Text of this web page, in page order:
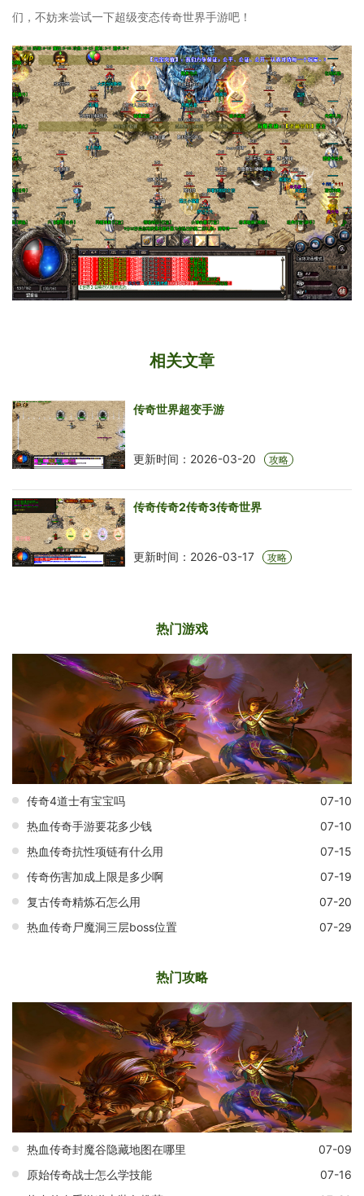
们，不妨来尝试一下超级变态传奇世界手游吧！
相关文章
传奇世界超变手游
更新时间：2026-03-20 攻略
传奇传奇2传奇3传奇世界
更新时间：2026-03-17 攻略
热门游戏
传奇4道士有宝宝吗
07-10
热血传奇手游要花多少钱
07-10
热血传奇抗性项链有什么用
07-15
传奇伤害加成上限是多少啊
07-19
复古传奇精炼石怎么用
07-20
热血传奇尸魔洞三层boss位置
07-29
热门攻略
热血传奇封魔谷隐藏地图在哪里
07-09
原始传奇战士怎么学技能
07-16